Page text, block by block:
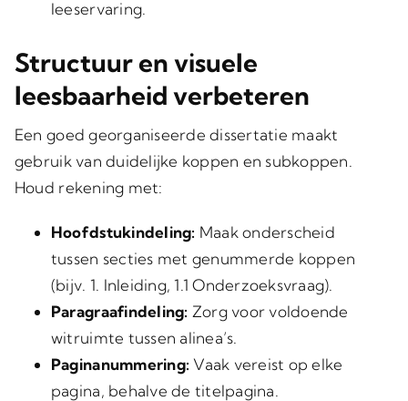
leeservaring.
Structuur en visuele
leesbaarheid verbeteren
Een goed georganiseerde dissertatie maakt
gebruik van duidelijke koppen en subkoppen.
Houd rekening met:
Hoofdstukindeling: Maak onderscheid
tussen secties met genummerde koppen
(bijv. 1. Inleiding, 1.1 Onderzoeksvraag).
Paragraafindeling: Zorg voor voldoende
witruimte tussen alinea’s.
Paginanummering: Vaak vereist op elke
pagina, behalve de titelpagina.